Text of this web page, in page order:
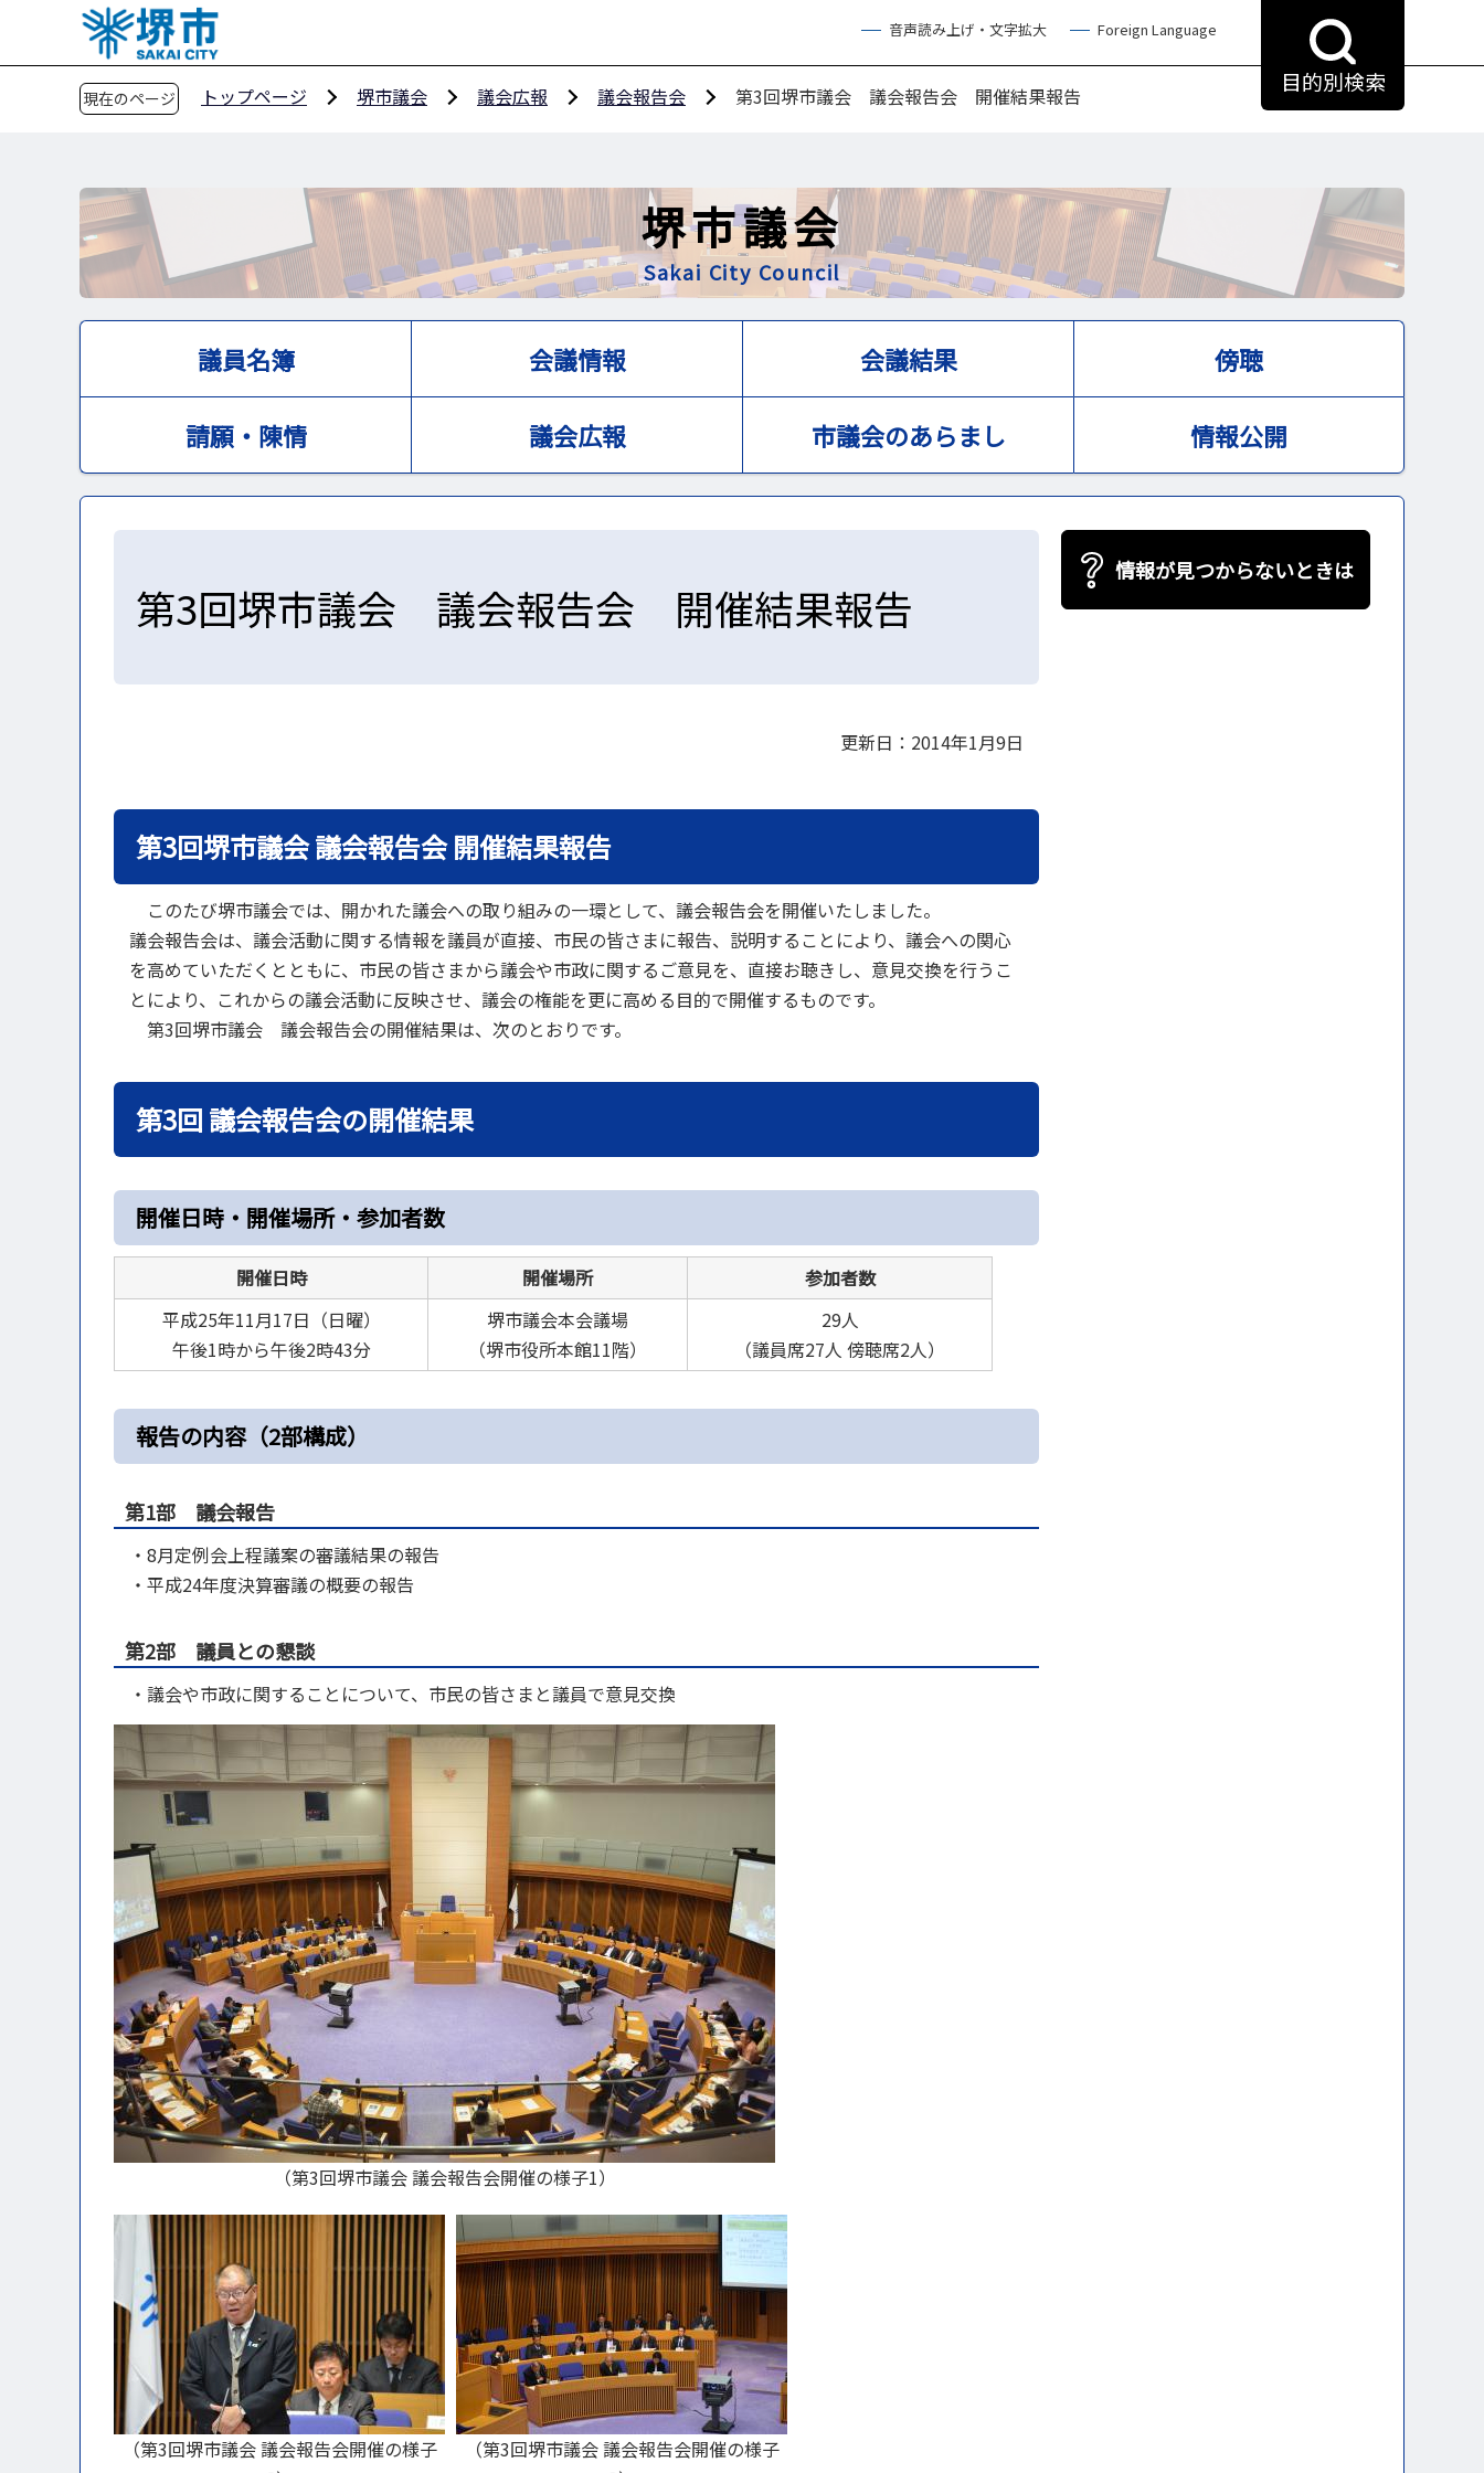
ペ
音声読み上げ・文字拡大 Foreign Language
目的別検索
現在のページ トップページ 堺市議会 議会広報 議会報告会 第3回堺市議会 議会報告会 開催結果報告
堺市議会
Sakai City Council
議員名簿 会議情報 会議結果 傍聴
請願・陳情 議会広報 市議会のあらまし 情報公開
第3回堺市議会 議会報告会 開催結果報告
更新日：2014年1月9日
第3回堺市議会 議会報告会 開催結果報告
このたび堺市議会では、開かれた議会への取り組みの一環として、議会報告会を開催いたしました。
議会報告会は、議会活動に関する情報を議員が直接、市民の皆さまに報告、説明することにより、議会への関心
を高めていただくとともに、市民の皆さまから議会や市政に関するご意見を、直接お聴きし、意見交換を行うこ
とにより、これからの議会活動に反映させ、議会の権能を更に高める目的で開催するものです。
第3回堺市議会 議会報告会の開催結果は、次のとおりです。
第3回 議会報告会の開催結果
開催日時・開催場所・参加者数
開催日時 開催場所
参加者数
平成25年11月17日（日曜）
午後1時から午後2時43分
堺市議会本会議場
（堺市役所本館11階）
29人
（議員席27人 傍聴席2人）
報告の内容（2部構成）
第1部 議会報告
・8月定例会上程議案の審議結果の報告
・平成24年度決算審議の概要の報告
第2部 議員との懇談
・議会や市政に関することについて、市民の皆さまと議員で意見交換
（第3回堺市議会 議会報告会開催の様子1）
（第3回堺市議会 議会報告会開催の様子
（第3回堺市議会 議会報告会開催の様子
情報が見つからないときは